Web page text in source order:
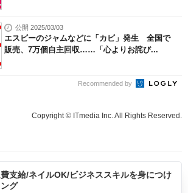
公開 2025/03/03
エスビーのジャムなどに「カビ」発生 全国で
販売、7万個自主回収……「心よりお詫び...
Recommended by
Copyright © ITmedia Inc. All Rights Reserved.
支給/ネイルOK/ビジネススキルを身につけ
グ